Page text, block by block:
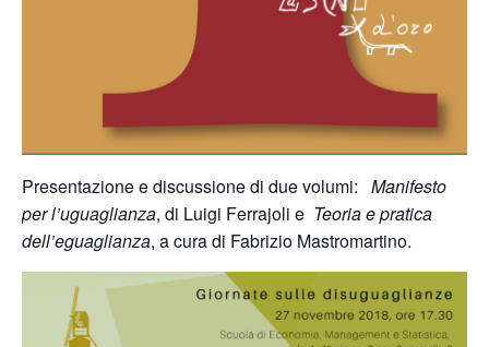
Presentazione e discussione di due volumi: Manifesto
per l’uguaglianza, di Luigi Ferrajoli e Teoria e pratica
dell’eguaglianza, a cura di Fabrizio Mastromartino.